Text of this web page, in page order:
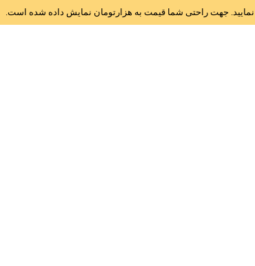
نمایید. جهت راحتی شما قیمت به هزارتومان نمایش داده شده است.